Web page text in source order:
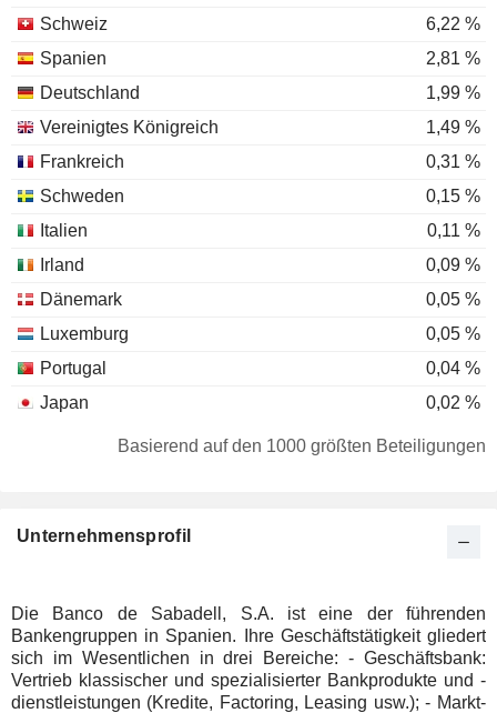
Schweiz
6,22 %
Spanien
2,81 %
Deutschland
1,99 %
Vereinigtes Königreich
1,49 %
Frankreich
0,31 %
Schweden
0,15 %
Italien
0,11 %
Irland
0,09 %
Dänemark
0,05 %
Luxemburg
0,05 %
Portugal
0,04 %
Japan
0,02 %
Niederlande
Liechtenstein
0,01 %
Südafrika
0,01 %
Basierend auf den 1000 größten Beteiligungen
Unternehmensprofil
Die Banco de Sabadell, S.A. ist eine der führenden
Bankengruppen in Spanien. Ihre Geschäftstätigkeit gliedert
sich im Wesentlichen in drei Bereiche: - Geschäftsbank:
Vertrieb klassischer und spezialisierter Bankprodukte und -
dienstleistungen (Kredite, Factoring, Leasing usw.); - Markt-